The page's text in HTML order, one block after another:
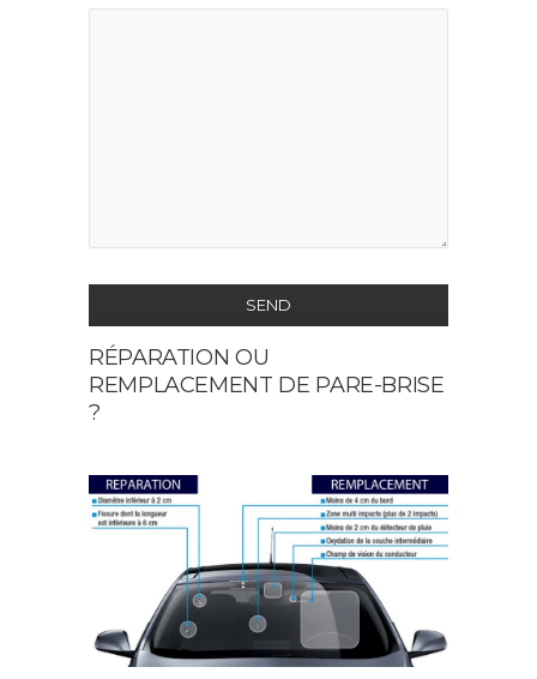
SEND
This
field
should
left
blank
RÉPARATION OU
REMPLACEMENT DE PARE-BRISE
?